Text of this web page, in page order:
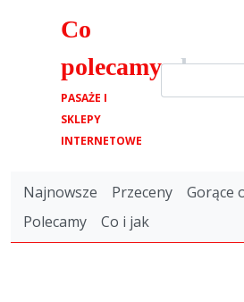
Co
polecamy.pl
PASAŻE I
SKLEPY
INTERNETOWE
Najnowsze Przeceny Gorące
Polecamy
Co i jak